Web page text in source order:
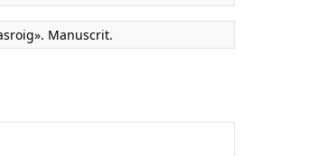
Manuscrit.